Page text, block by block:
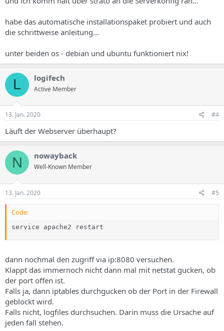
habe das automatische installationspaket probiert und auch
die schrittweise anleitung...
unter beiden os - debian und ubuntu funktioniert nix!
L logifech
Active Member
13. Jan. 2020 #4
Läuft der Webserver überhaupt?
N nowayback
Well-Known Member
13. Jan. 2020 #5
Code:
service apache2 restart
dann nochmal den zugriff via ip:8080 versuchen.
Klappt das immernoch nicht dann mal mit netstat gucken, ob
der port offen ist.
Falls ja, dann iptables durchgucken ob der Port in der Firewall
geblockt wird.
Falls nicht, logfiles durchsuchen. Darin muss die Ursache auf
jeden fall stehen.